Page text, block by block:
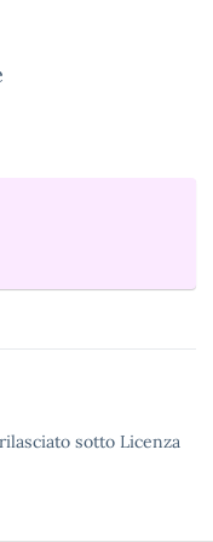
sotto Licenza